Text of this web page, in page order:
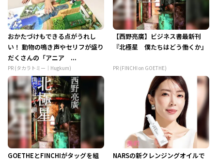
おかたづけもできる点がうれし
い！ 動物の鳴き声やセリフが盛り
だくさんの「アニア ...
PR (タカラトミー｜Hugkum)
【西野亮廣】ビジネス書最新刊
『北極星 僕たちはどう働くか』
PR (FINCHI on GOETHE)
GOETHEとFINCHIがタッグを組
NARSの新クレンジングオイルで